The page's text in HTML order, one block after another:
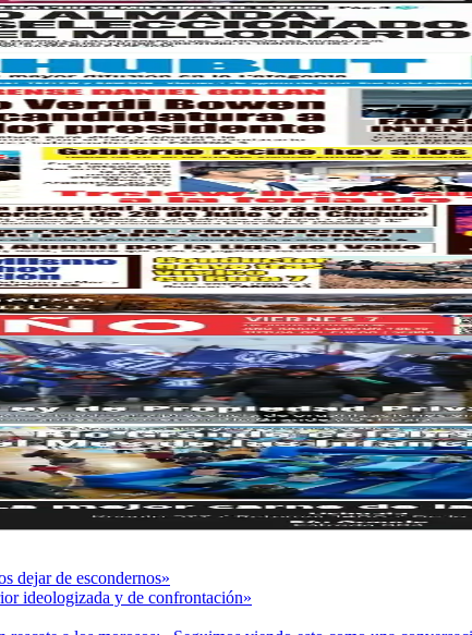
dejar de escondernos»
ideologizada y de confrontación»